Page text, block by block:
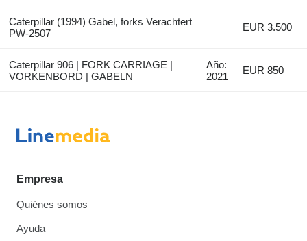
Caterpillar (1994) Gabel, forks Verachtert
PW-2507
EUR 3.500
Caterpillar 906 | FORK CARRIAGE |
VORKENBORD | GABELN
Año:
2021
EUR 850
Empresa
Quiénes somos
Ayuda